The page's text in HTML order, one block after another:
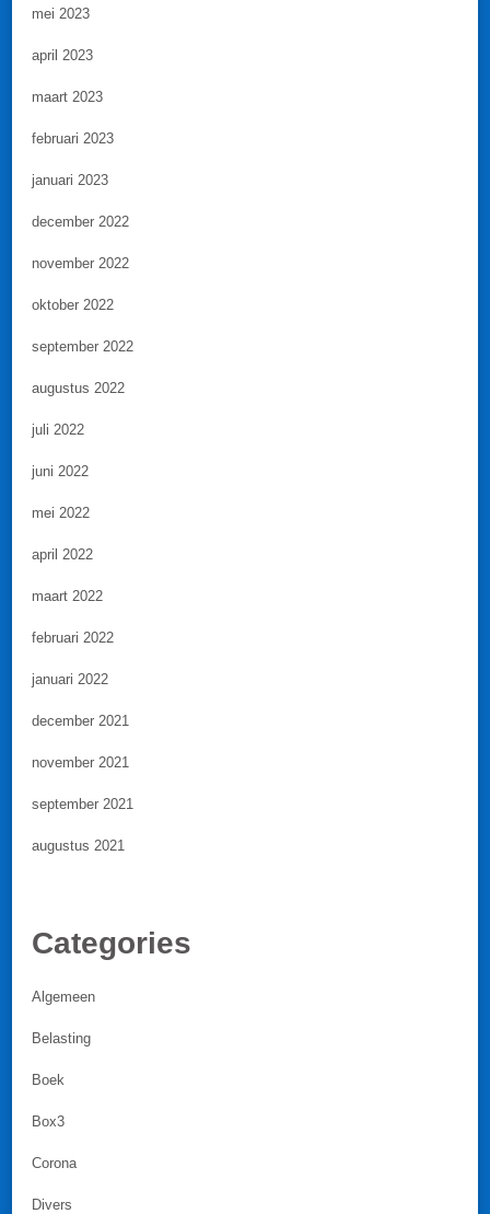
mei 2023
april 2023
maart 2023
februari 2023
januari 2023
december 2022
november 2022
oktober 2022
september 2022
augustus 2022
juli 2022
juni 2022
mei 2022
april 2022
maart 2022
februari 2022
januari 2022
december 2021
november 2021
september 2021
augustus 2021
Categories
Algemeen
Belasting
Boek
Box3
Corona
Divers